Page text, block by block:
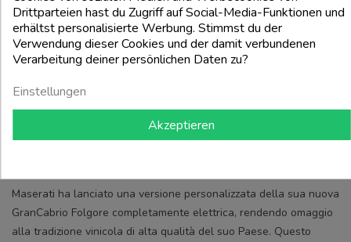
Maserati ha lanciato una versione personalizzata della sua nuova
GranCabrio Folgore completamente elettrica, rendendo omaggio
alla tradizione vinicola di alta qualità del suo Paese. Questo
Drittparteien hast du Zugriff auf Social-Media-Funktionen und
erhältst personalisierte Werbung. Stimmst du der
Verwendung dieser Cookies und der damit verbundenen
Verarbeitung deiner persönlichen Daten zu?
Einstellungen
Akzeptieren